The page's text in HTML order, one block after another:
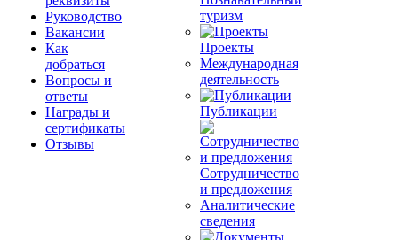
Руководство
Вакансии
Как
добраться
Вопросы и
ответы
Награды и
сертификаты
Отзывы
туризм
Проекты
Международная
деятельность
Публикации
Сотрудничество
и предложения
Аналитические
сведения